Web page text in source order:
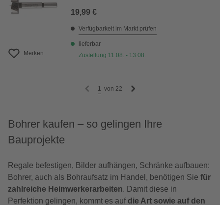
Merken
19,99 €
Verfügbarkeit im Markt prüfen
lieferbar
Zustellung 11.08. - 13.08.
1 von 22
Bohrer kaufen – so gelingen Ihre
Bauprojekte
Regale befestigen, Bilder aufhängen, Schränke aufbauen:
Bohrer, auch als Bohraufsatz im Handel, benötigen Sie für
zahlreiche Heimwerkerarbeiten. Damit diese in
Perfektion gelingen, kommt es auf die Art sowie auf den